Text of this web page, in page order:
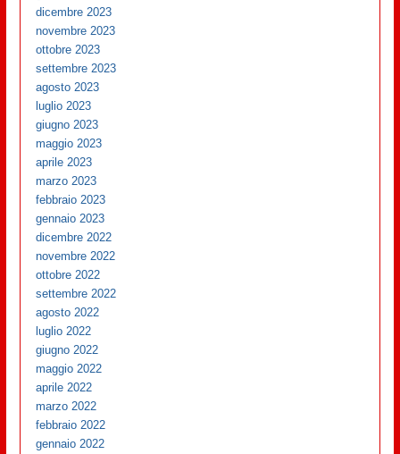
dicembre 2023
novembre 2023
ottobre 2023
settembre 2023
agosto 2023
luglio 2023
giugno 2023
maggio 2023
aprile 2023
marzo 2023
febbraio 2023
gennaio 2023
dicembre 2022
novembre 2022
ottobre 2022
settembre 2022
agosto 2022
luglio 2022
giugno 2022
maggio 2022
aprile 2022
marzo 2022
febbraio 2022
gennaio 2022